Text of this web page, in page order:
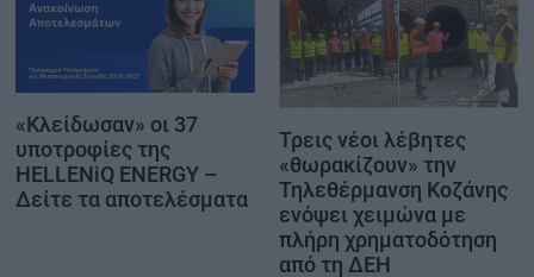
«Κλείδωσαν» οι 37
υποτροφίες της
HELLENiQ ENERGY –
Δείτε τα αποτελέσματα
Τρεις νέοι λέβητες
«θωρακίζουν» την
Τηλεθέρμανση Κοζάνης
ενόψει χειμώνα με
πλήρη χρηματοδότηση
από τη ΔΕΗ